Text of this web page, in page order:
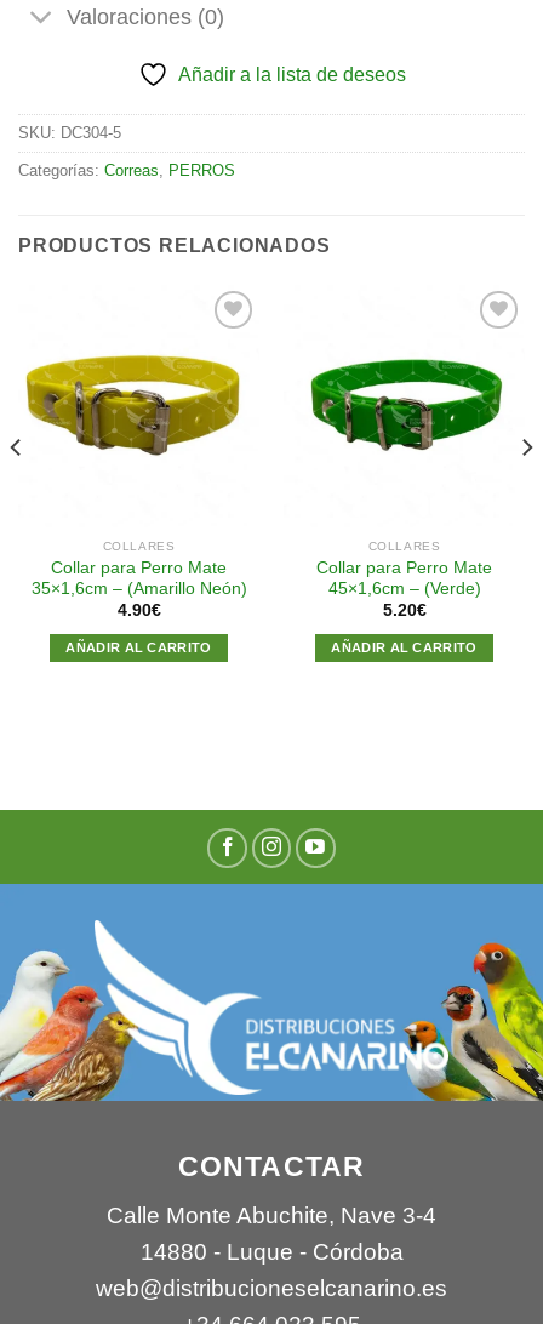
Valoraciones (0)
Añadir a la lista de deseos
SKU: DC304-5
Categorías: Correas, PERROS
PRODUCTOS RELACIONADOS
Añadir
a la
lista de
deseos
COLLARES
Collar para Perro Mate
35×1,6cm – (Amarillo Neón)
4.90€
AÑADIR AL CARRITO
Añadir
a la
lista de
COLLARES
Collar para Perro Mate
45×1,6cm – (Verde)
5.20€
AÑADIR AL CARRITO
CONTACTAR
Calle Monte Abuchite, Nave 3-4
14880 - Luque - Córdoba
web@distribucioneselcanarino.es